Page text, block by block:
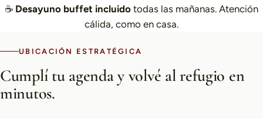
☕ Desayuno buffet incluido todas las mañanas. Atención
cálida, como en casa.
UBICACIÓN ESTRATÉGICA
Cumplí tu agenda y volvé al refugio en
minutos.